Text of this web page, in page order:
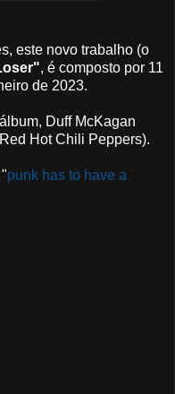
este novo trabalho (o
, é composto por 11
de 2023.
Duff McKagan
Hot Chili Peppers).
punk has to have a